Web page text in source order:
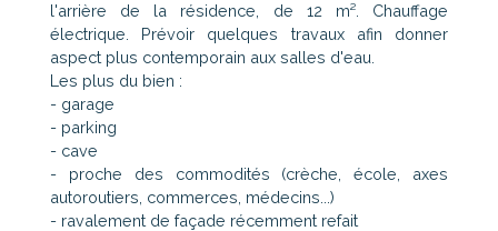
l'arrière de la résidence, de 12 m². Chauffage
électrique. Prévoir quelques travaux afin donner
aspect plus contemporain aux salles d'eau.
Les plus du bien :
- garage
- parking
- cave
- proche des commodités (crèche, école, axes
autoroutiers, commerces, médecins...)
- ravalement de façade récemment refait